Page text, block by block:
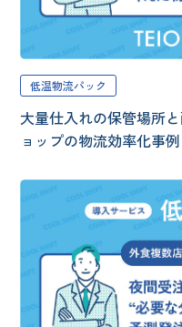
低温物流パック
大量仕入れの保管場所
ョップの物流効率化事例